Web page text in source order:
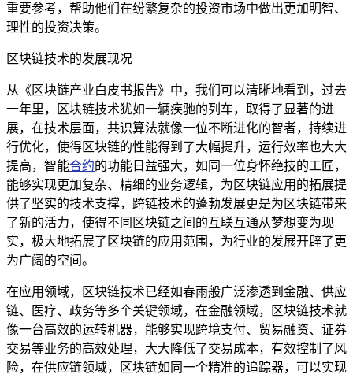
重要参考，帮助他们在纷繁复杂的投资市场中做出更加明智、
理性的投资决策。
区块链技术的发展现况
从《区块链产业白皮书报告》中，我们可以清晰地看到，过去
一年里，区块链技术犹如一辆疾驰的列车，取得了显著的进
展，在技术层面，共识算法就像一位不断进化的智者，持续进
行优化，使得区块链的性能得到了大幅提升，运行效率也大大
提高，智能合约的功能日益强大，如同一位身怀绝技的工匠，
能够实现更加复杂、精细的业务逻辑，为区块链应用的拓展提
供了坚实的技术支撑，跨链技术的蓬勃发展更是为区块链带来
了新的活力，使得不同区块链之间的互联互通从梦想变为现
实，极大地拓展了区块链的应用范围，为行业的发展开辟了更
为广阔的空间。
在应用领域，区块链技术已经如春雨般广泛渗透到金融、供应
链、医疗、政务等多个关键领域，在金融领域，区块链技术就
像一台高效的运转机器，能够实现跨境支付、贸易融资、证券
交易等业务的高效处理，大大降低了交易成本，有效控制了风
险，在供应链领域，区块链如同一个精准的追踪器，可以实现